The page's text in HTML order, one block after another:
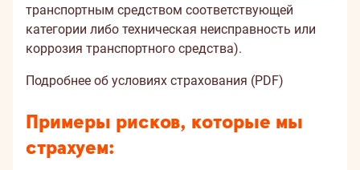
транспортным средством соответствующей
категории либо техническая неисправность или
коррозия транспортного средства).
Подробнее об условиях страхования (PDF)
Примеры рисков, которые мы
страхуем: